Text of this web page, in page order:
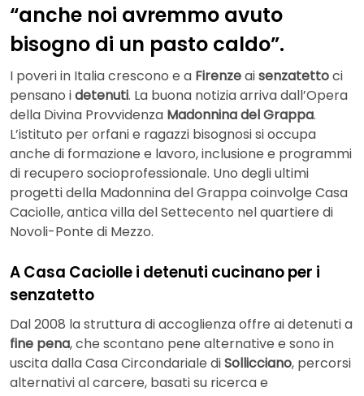
“anche noi avremmo avuto
bisogno di un pasto caldo”.
I poveri in Italia crescono e a Firenzeaisenzatettoci
pensano idetenuti. La buona notizia arriva dall’Opera
della Divina Provvidenza Madonnina del Grappa.
L’istituto per orfani e ragazzi bisognosi si occupa
anche di formazione e lavoro, inclusione e programmi
di recupero socioprofessionale. Uno degli ultimi
progetti della Madonnina del Grappa coinvolge Casa
Caciolle, antica villa del Settecento nel quartiere di
Novoli-Ponte di Mezzo.
A Casa Caciolle i detenuti cucinano per i
senzatetto
Dal 2008 la struttura di accoglienza offre ai detenuti a
fine pena, che scontano pene alternative e sono in
uscita dalla Casa Circondariale diSollicciano, percorsi
alternativi al carcere, basati su ricerca e